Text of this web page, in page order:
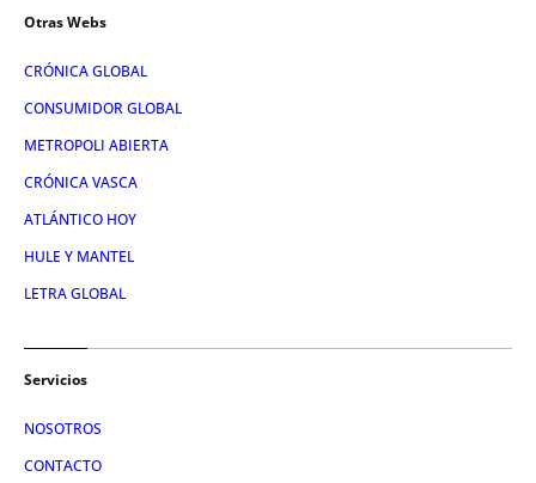
Otras Webs
CRÓNICA GLOBAL
CONSUMIDOR GLOBAL
METROPOLI ABIERTA
CRÓNICA VASCA
ATLÁNTICO HOY
HULE Y MANTEL
LETRA GLOBAL
Servicios
NOSOTROS
CONTACTO